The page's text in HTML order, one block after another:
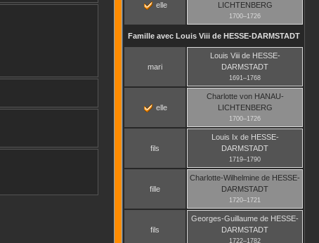
elle
LICHTENBERG
1700–1726
Famille avec Louis Viiide HESSE-DARMSTADT
mari
Louis Viiide HESSE-
DARMSTADT
1691–1768
elle
Charlottevon HANAU-
LICHTENBERG
1700–1726
fils
Louis Ix de HESSE-
DARMSTADT
1719–1790
fille
Charlotte-Wilhelmine de HESSE-
DARMSTADT
1720–1721
fils
Georges-Guillaume de HESSE-
DARMSTADT
1722–1782